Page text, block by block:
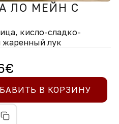
ЛО МЕЙН С
кисло-сладко-
жаренный лук
€
В КОРЗИНУ